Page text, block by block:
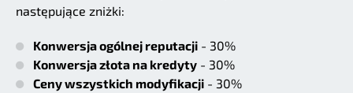
następujące zniżki:
Konwersja ogólnej reputacji - 30%
Konwersja złota na kredyty - 30%
Ceny wszystkich modyfikacji - 30%